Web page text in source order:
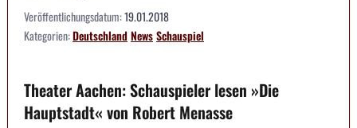
Veröffentlichungsdatum:19.01.2018
Kategorien:DeutschlandNewsSchauspiel
Theater Aachen: Schauspieler lesen »Die
Hauptstadt« von Robert Menasse